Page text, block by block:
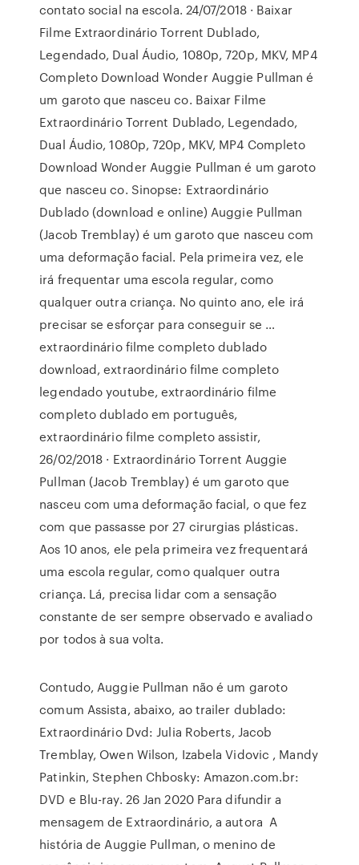
contato social na escola. 24/07/2018 · Baixar
Filme Extraordinário Torrent Dublado,
Legendado, Dual Áudio, 1080p, 720p, MKV, MP4
Completo Download Wonder Auggie Pullman é
um garoto que nasceu co. Baixar Filme
Extraordinário Torrent Dublado, Legendado,
Dual Áudio, 1080p, 720p, MKV, MP4 Completo
Download Wonder Auggie Pullman é um garoto
que nasceu co. Sinopse: Extraordinário
Dublado (download e online) Auggie Pullman
(Jacob Tremblay) é um garoto que nasceu com
uma deformação facial. Pela primeira vez, ele
irá frequentar uma escola regular, como
qualquer outra criança. No quinto ano, ele irá
precisar se esforçar para conseguir se …
extraordinário filme completo dublado
download, extraordinário filme completo
legendado youtube, extraordinário filme
completo dublado em português,
extraordinário filme completo assistir,
26/02/2018 · Extraordinário Torrent Auggie
Pullman (Jacob Tremblay) é um garoto que
nasceu com uma deformação facial, o que fez
com que passasse por 27 cirurgias plásticas.
Aos 10 anos, ele pela primeira vez frequentará
uma escola regular, como qualquer outra
criança. Lá, precisa lidar com a sensação
constante de ser sempre observado e avaliado
por todos à sua volta.
Contudo, Auggie Pullman não é um garoto
comum Assista, abaixo, ao trailer dublado:
Extraordinário Dvd: Julia Roberts, Jacob
Tremblay, Owen Wilson, Izabela Vidovic , Mandy
Patinkin, Stephen Chbosky: Amazon.com.br:
DVD e Blu-ray. 26 Jan 2020 Para difundir a
mensagem de Extraordinário, a autora A
história de Auggie Pullman, o menino de